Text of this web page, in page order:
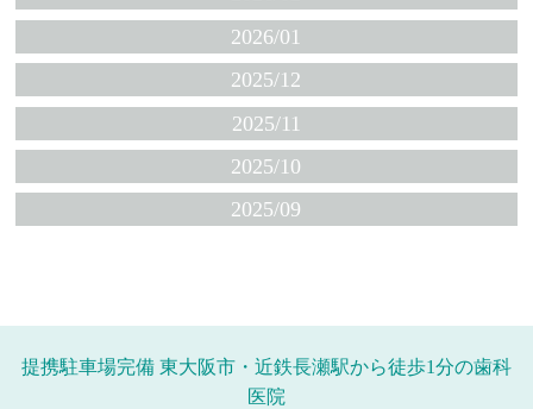
2026/01
2025/12
2025/11
2025/10
2025/09
提携駐車場完備 東大阪市・近鉄長瀬駅から徒歩1分の歯科
医院